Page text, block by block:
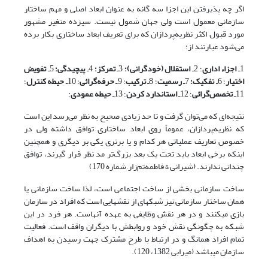
اگر چه پذیرفتن این اجزا سه گانه به عنوان ابعاد اصلی و مهم ساختار
سازمانی معمول است ولی جهان شمول نیست. سیزده متغیر مشهور
مورد قبول اکثر نظریه‌پردازان که برای تعریف ابعاد ساختاری بکار برده
می‌شود عبارتند از:
1ـ اجزاء اداری؛ 2ـ استقلال (خودگرانی)؛ تمرکز؛4ـ پیچیدگی؛5ـ تفویض
اختیار؛ 6ـ تفکیک؛ رسمیت؛ 8ـ ترکیب؛ 9ـ حرفه‌گرائی؛ 10ـ حیطه کنترل؛
11ـتخصص‌گرائی؛ 12ـ استاندارد کردن؛ 13ـ حیطه عمودی:
نتیجه‌ای که می‌توان گرفت و تا حد زیادی صحیح به نظر می‌رسد این است
که نظریه‌پردازان، عموماً روی ابعاد ساختاری توافق داشته ولی در
خصوص تعاریف عملیاتی هر کدام و یا برتری یکی بر دیگری و همچنین
اینکه برخی ابعاد باید تحت یک بعد بزرگ‌تر مد نظر قرار گیرند، توافق
چندانی ندارند. (شیرانی & فاطمه‌تم‌زار, شماره 170)
ساخت سازمانی بخشی از ساخت اجتماعی است، لذا ساخت سازمانی یا
همان ساختار سازمانی نیز شبکه­ای از نقش­هایی است که افراد در سازمان
بازی می­کنند و در هر نقش وظایفی به عهده آنهاست. هر فرد در این
شبکه به چگونگی نقش خود و روابطش با دیگران واقف است. فعالیت
تمام افراد همانگ و در ارتباط با طرح مشترک جهت رسیدن به اهداف
سازمان می­باشد (میرابی 1382، 120).